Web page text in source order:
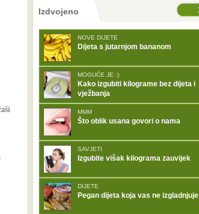
nema prethodne stranice
sljedećeIzdvojeno
NOVE DIJETE
Dijeta s jutarnjom bananom
MOGUĆE JE :)
Kako izgubiti kilograme bez dijeta i
vježbanja
MMM
Što oblik usana govori o nama
SAVJETI
Izgubite višak kilograma zauvijek
DIJETE
Pegan dijeta koja vas ne izgladnjuje